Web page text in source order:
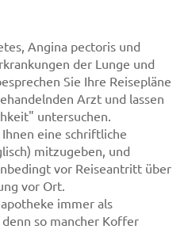
Angina pectoris und
der Lunge und
Sie Ihre Reisepläne
Arzt und lassen
untersuchen.
eine schriftliche
mitzugeben, und
vor Reiseantritt über
vor Ort.
immer als
so mancher Koffer